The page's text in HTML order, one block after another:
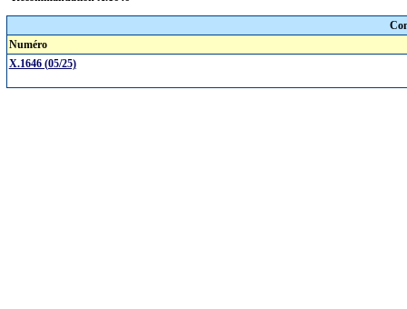
Numéro
X.1646 (05/25)